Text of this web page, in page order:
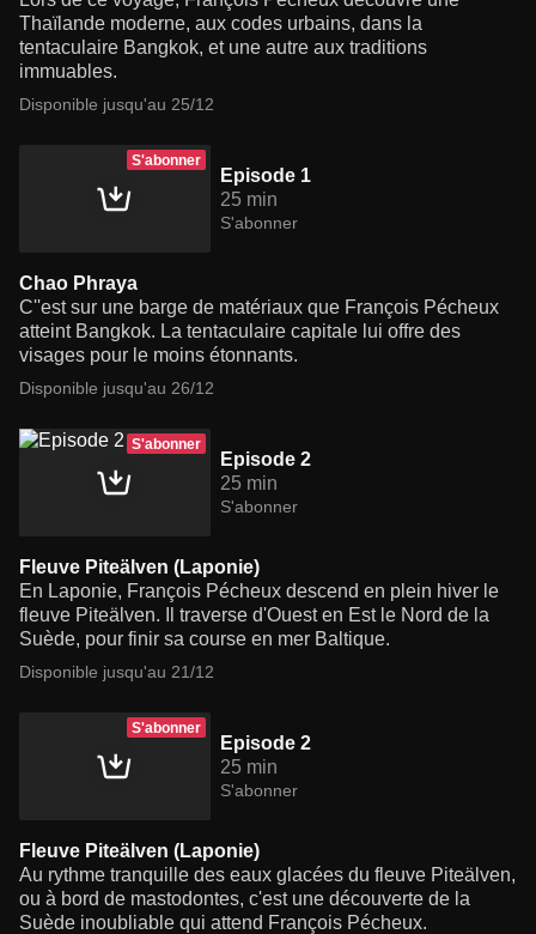
Thaïlande moderne, aux codes urbains, dans la
tentaculaire Bangkok, et une autre aux traditions
immuables.
Disponible jusqu'au 25/12
S'abonner
Episode 1
25 min
S'abonner
Chao Phraya
C''est sur une barge de matériaux que François Pécheux
atteint Bangkok. La tentaculaire capitale lui offre des
visages pour le moins étonnants.
Disponible jusqu'au 26/12
S'abonner
Episode 2
25 min
S'abonner
Fleuve Piteälven (Laponie)
En Laponie, François Pécheux descend en plein hiver le
fleuve Piteälven. Il traverse d'Ouest en Est le Nord de la
Suède, pour finir sa course en mer Baltique.
Disponible jusqu'au 21/12
S'abonner
Episode 2
25 min
S'abonner
Fleuve Piteälven (Laponie)
Au rythme tranquille des eaux glacées du fleuve Piteälven,
ou à bord de mastodontes, c'est une découverte de la
Suède inoubliable qui attend François Pécheux.